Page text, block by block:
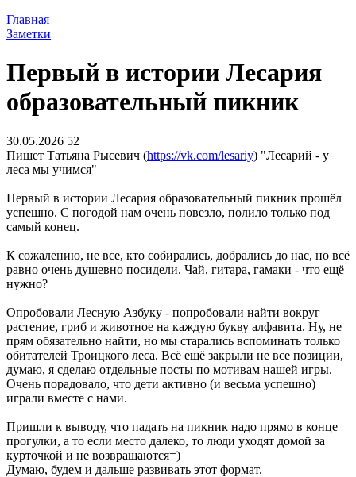
Главная
Заметки
Первый в истории Лесария
образовательный пикник
30.05.2026 52
Пишет Татьяна Рысевич (https://vk.com/lesariy) "Лесарий - у
леса мы учимся"
Первый в истории Лесария образовательный пикник прошёл
успешно. С погодой нам очень повезло, полило только под
самый конец.
К сожалению, не все, кто собирались, добрались до нас, но всё
равно очень душевно посидели. Чай, гитара, гамаки - что ещё
нужно?
Опробовали Лесную Азбуку - попробовали найти вокруг
растение, гриб и животное на каждую букву алфавита. Ну, не
прям обязательно найти, но мы старались вспоминать только
обитателей Троицкого леса. Всё ещё закрыли не все позиции,
думаю, я сделаю отдельные посты по мотивам нашей игры.
Очень порадовало, что дети активно (и весьма успешно)
играли вместе с нами.
Пришли к выводу, что падать на пикник надо прямо в конце
прогулки, а то если место далеко, то люди уходят домой за
курточкой и не возвращаются=)
Думаю, будем и дальше развивать этот формат.